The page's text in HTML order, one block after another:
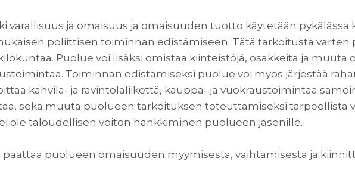
varallisuus ja omaisuus ja omaisuuden tuotto käytetään pykälässä
poliittisen toiminnan edistämiseen. Tätä tarkoitusta varten
Puolue voi lisäksi omistaa kiinteistöjä, osakkeita ja muuta
Toiminnan edistämiseksi puolue voi myös järjestää
kahvila- ja ravintolaliikettä, kauppa- ja vuokraustoimintaa
sekä muuta puolueen tarkoituksen toteuttamiseksi tarpeellista
ole taloudellisen voiton hankkiminen puolueen jäsenille.
puolueen omaisuuden myymisestä, vaihtamisesta ja